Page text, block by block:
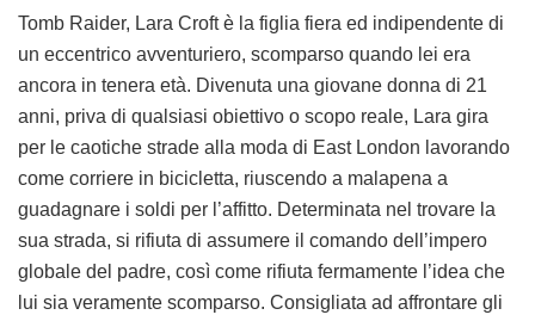
Tomb Raider, Lara Croft è la figlia fiera ed indipendente di
un eccentrico avventuriero, scomparso quando lei era
ancora in tenera età. Divenuta una giovane donna di 21
anni, priva di qualsiasi obiettivo o scopo reale, Lara gira
per le caotiche strade alla moda di East London lavorando
come corriere in bicicletta, riuscendo a malapena a
guadagnare i soldi per l’affitto. Determinata nel trovare la
sua strada, si rifiuta di assumere il comando dell’impero
globale del padre, così come rifiuta fermamente l’idea che
lui sia veramente scomparso. Consigliata ad affrontare gli